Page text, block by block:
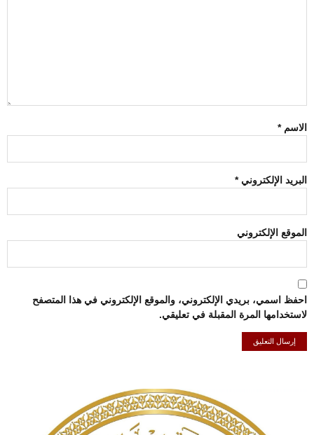
الاسم*
البريد الإلكتروني*
الموقع الإلكتروني
احفظ اسمي، بريدي الإلكتروني، والموقع الإلكتروني في هذا المتصفح
لاستخدامها المرة المقبلة في تعليقي.